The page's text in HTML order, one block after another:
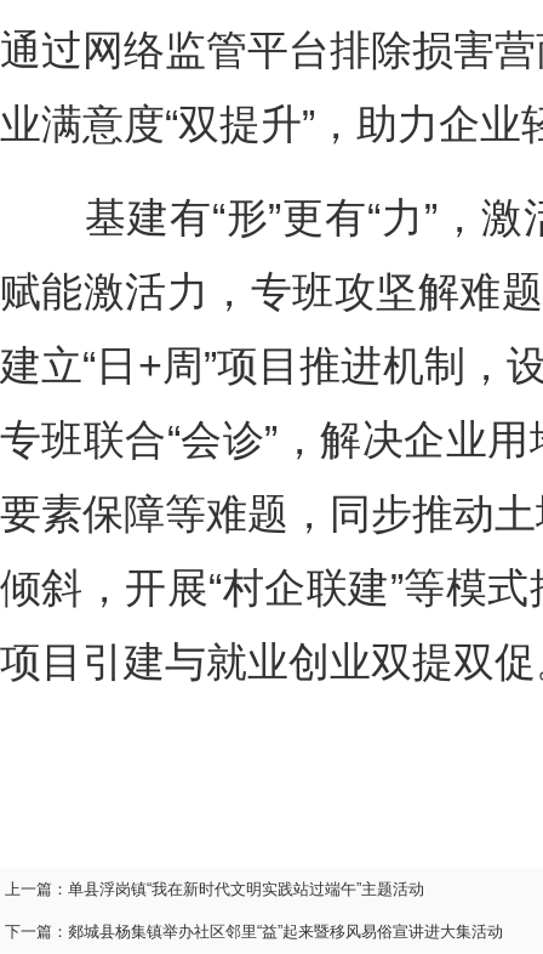
通过网络监管平台排除损害
业满意度“双提升”，助力企业
基建有“形”更有“力”，激
赋能激活力，专班攻坚解难
建立“日+周”项目推进机制，
专班联合“会诊”，解决企业
要素保障等难题，同步推动
倾斜，开展“村企联建”等模
项目引建与就业创业双提双
上一篇： 单县浮岗镇“我在新时代文明实践站过端午”主题活动
下一篇： 郯城县杨集镇举办社区邻里“益”起来暨移风易俗宣讲进大集活动